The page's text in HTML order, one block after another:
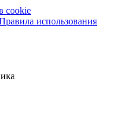
cookie
использования